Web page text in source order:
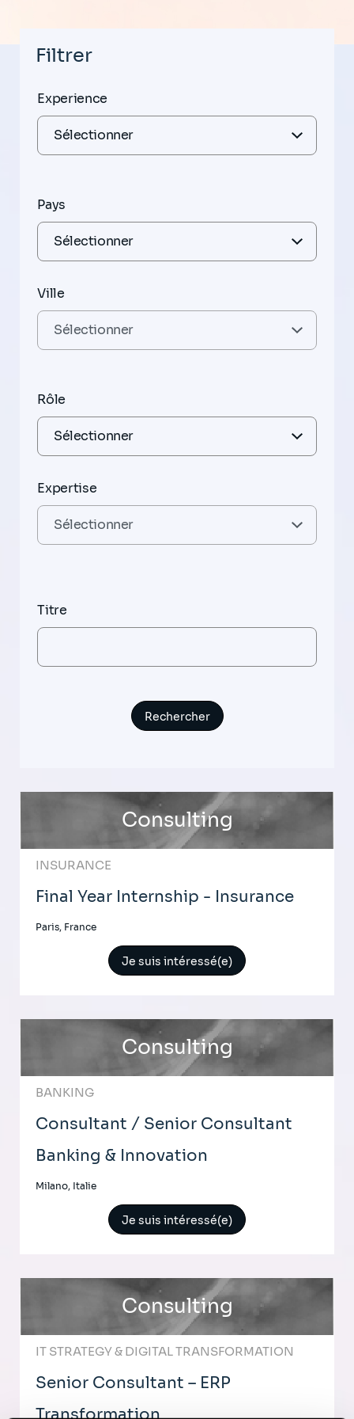
Filtrer
Experience
Pays
Ville
Rôle
Expertise
Titre
Consulting
INSURANCE
Final Year Internship - Insurance
Paris, France
Je suis intéressé(e)
Consulting
BANKING
Consultant / Senior Consultant
Banking & Innovation
Milano, Italie
Je suis intéressé(e)
Consulting
IT STRATEGY & DIGITAL TRANSFORMATION
Senior Consultant – ERP
Transformation